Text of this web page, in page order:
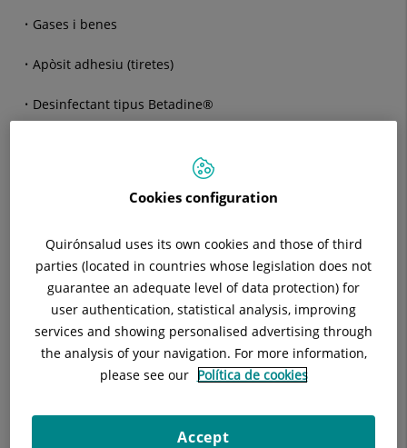
Gases i benes
Apòsit adhesiu (tiretes)
Desinfectant tipus Betadine®
Pastilles potabilitzadores d'aigua.
MEDICAMENTS prescrits PER UN METGE:
Analgèsic i antitèrmic: Paracetamol 1gr.
Antiinflamatori: Ibuprofeno 600 mg.
Cookies configuration
Quirónsalud uses its own cookies and those of third
parties (located in countries whose legislation does not
guarantee an adequate level of data protection) for
user authentication, statistical analysis, improving
services and showing personalised advertising through
the analysis of your navigation. For more information,
please see our Política de cookies
Accept